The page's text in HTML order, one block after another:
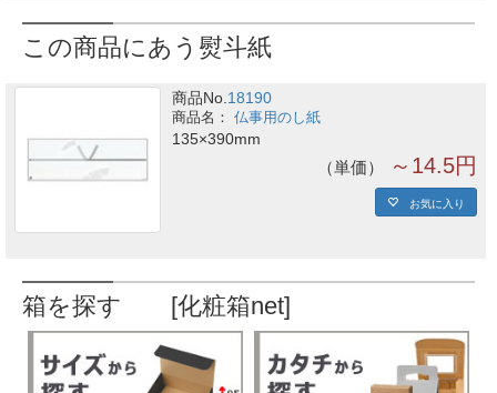
この商品にあう熨斗紙
商品No. 18190
仏事用のし紙
135×390mm
単価 ～14.5円
お気に入り
箱を探す [化粧箱net]